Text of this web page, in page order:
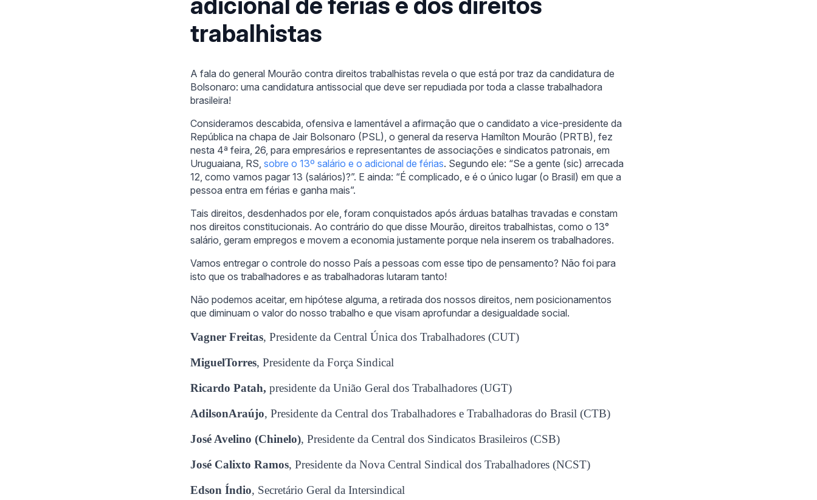
trabalhistas
A fala do general Mourão contra direitos trabalhistas revela o que está por traz da candidatura de
Bolsonaro: uma candidatura antissocial que deve ser repudiada por toda a classe trabalhadora
brasileira!
Consideramos descabida, ofensiva e lamentável a afirmação que o candidato a vice-presidente da
República na chapa de Jair Bolsonaro (PSL), o general da reserva Hamílton Mourão (PRTB), fez
nesta 4ª feira, 26, para empresários e representantes de associações e sindicatos patronais, em
Uruguaiana, RS,sobre o 13º salário e o adicional de férias. Segundo ele: “Se a gente (sic) arrecada
12, como vamos pagar 13 (salários)?”. E ainda: “É complicado, e é o único lugar (o Brasil) em que a
pessoa entra em férias e ganha mais”.
Tais direitos, desdenhados por ele, foram conquistados após árduas batalhas travadas e constam
nos direitos constitucionais. Ao contrário do que disse Mourão, direitos trabalhistas, como o 13°
salário, geram empregos e movem a economia justamente porque nela inserem os trabalhadores.
Vamos entregar o controle do nosso País a pessoas com esse tipo de pensamento? Não foi para
isto que os trabalhadores e as trabalhadoras lutaram tanto!
Não podemos aceitar, em hipótese alguma, a retirada dos nossos direitos, nem posicionamentos
que diminuam o valor do nosso trabalho e que visam aprofundar a desigualdade social.
Vagner Freitas, Presidente da Central Única dos Trabalhadores (CUT)
MiguelTorres, Presidente da Força Sindical
Ricardo Patah,presidente da União Geral dos Trabalhadores (UGT)
AdilsonAraújo, Presidente da Central dos Trabalhadores e Trabalhadoras do Brasil (CTB)
José Avelino (Chinelo), Presidente da Central dos Sindicatos Brasileiros (CSB)
José Calixto Ramos, Presidente da Nova Central Sindical dos Trabalhadores (NCST)
Edson Índio, Secretário Geral da Intersindical